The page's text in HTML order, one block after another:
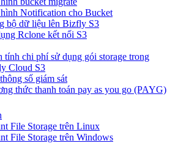
Notification cho Bucket
bộ dữ liệu lên Bizfly S3
Rclone kết nối S3
tính chi phí sử dụng gói storage trong
Cloud S3
số giám sát
thức thanh toán pay as you go (PAYG)
File Storage trên Linux
File Storage trên Windows